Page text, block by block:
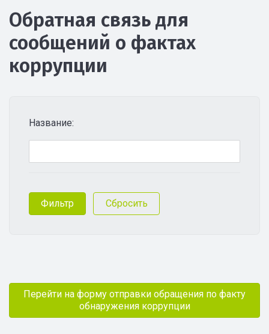
Обратная связь для
сообщений о фактах
коррупции
Название:
Перейти на форму отправки обращения по факту
обнаружения коррупции